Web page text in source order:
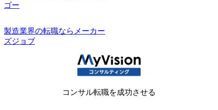
ゴー
製造業界の転職ならメーカー
ズジョブ
コンサル転職を成功させる